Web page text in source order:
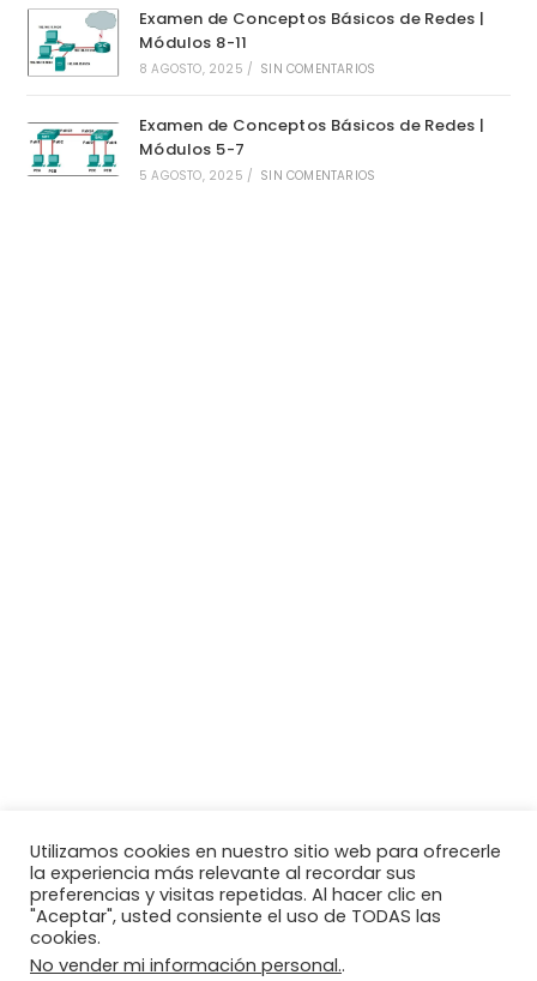
Examen de Conceptos Básicos de Redes |
Módulos 8-11
8 AGOSTO, 2025 / SIN COMENTARIOS
Examen de Conceptos Básicos de Redes |
Módulos 5-7
5 AGOSTO, 2025 / SIN COMENTARIOS
Utilizamos cookies en nuestro sitio web para ofrecerle
la experiencia más relevante al recordar sus
preferencias y visitas repetidas. Al hacer clic en
"Aceptar", usted consiente el uso de TODAS las
cookies.
No vender mi información personal..